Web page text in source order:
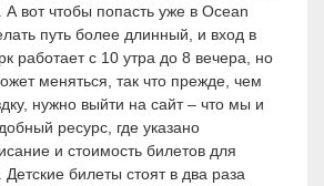
вот чтобы попасть уже в Ocean
путь более длинный, и вход в
работает с 10 утра до 8 вечера, но
меняться, так что прежде, чем
нужно выйти на сайт – что мы и
ресурс, где указано
и стоимость билетов для
билеты стоят в два раза